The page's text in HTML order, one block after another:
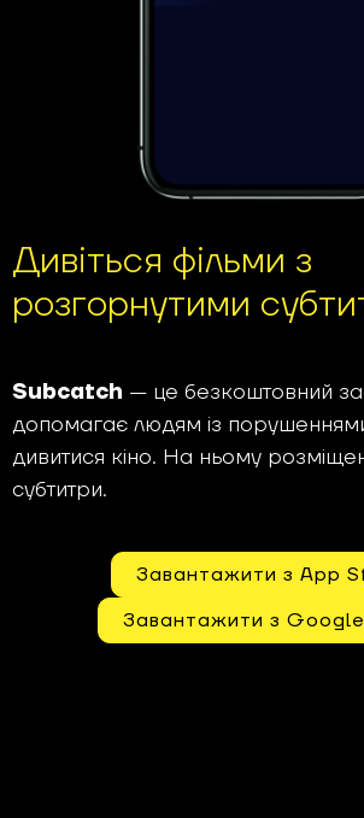
Дивіться фільми з
розгорнутими
Subcatch — це безкоштовний
допомагає людям із
дивитися кіно. На ньому
субтитри.
Завантажити з App
Завантажити з